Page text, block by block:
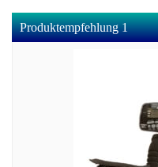
Produktempfehlung 1